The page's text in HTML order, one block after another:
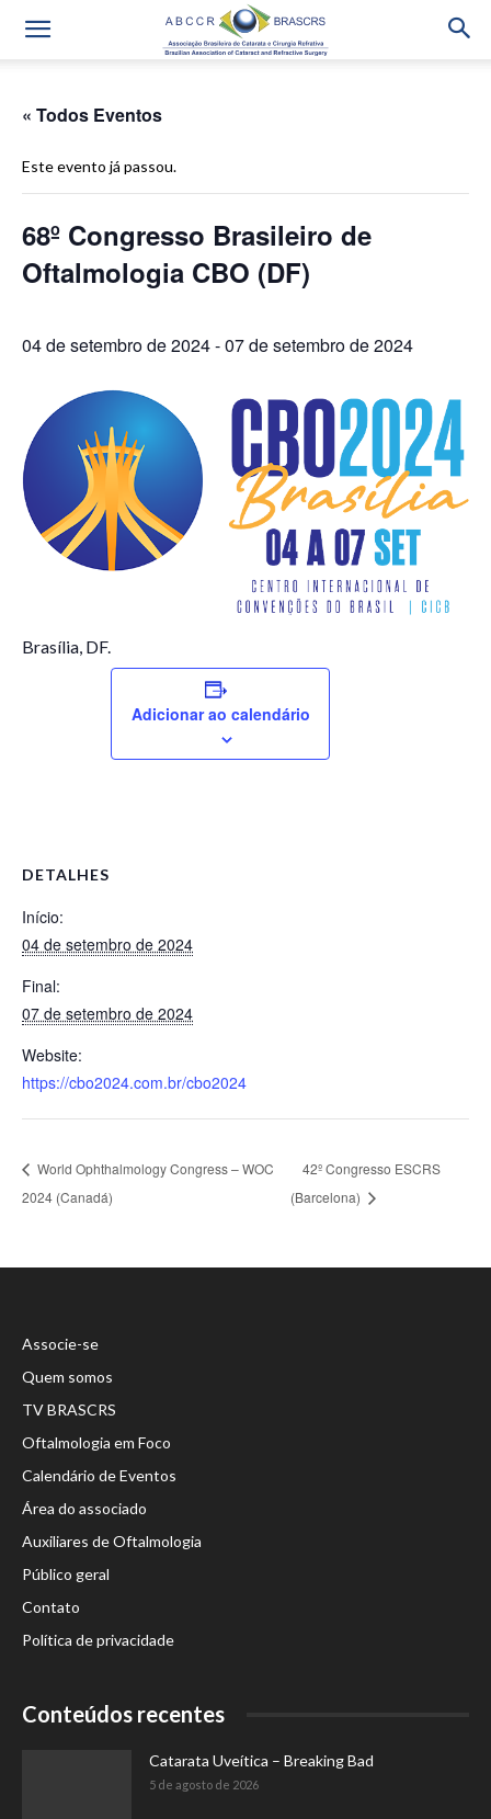
« Todos Eventos
Este evento já passou.
68º Congresso Brasileiro de
Oftalmologia CBO (DF)
04 de setembro de 2024-07 de setembro de 2024
Brasília, DF.
Adicionar ao calendário
DETALHES
Início:
04 de setembro de 2024
Final:
07 de setembro de 2024
Website:
https://cbo2024.com.br/cbo2024
World Ophthalmology Congress – WOC
2024 (Canadá)
42º Congresso ESCRS
(Barcelona)
Associe-se
Quem somos
TV BRASCRS
Oftalmologia em Foco
Calendário de Eventos
Área do associado
Auxiliares de Oftalmologia
Público geral
Contato
Política de privacidade
Conteúdos recentes
Catarata Uveítica – Breaking Bad
5 de agosto de 2026